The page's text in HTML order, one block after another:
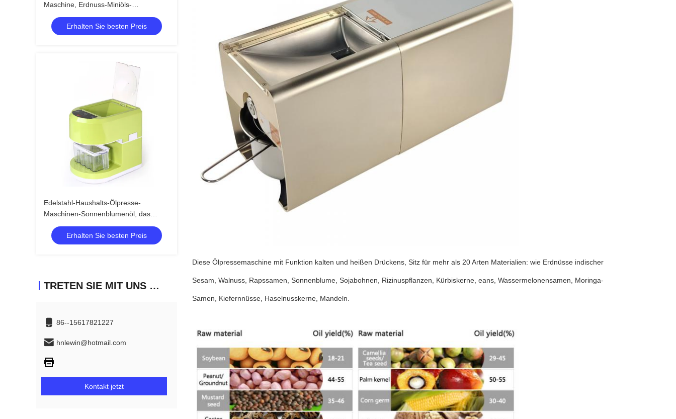
Maschine, Erdnuss-Miniöls-
extraktionmaschine automatisch an
Erhalten Sie besten Preis
Edelstahl-Haushalts-Ölpresse-
Maschinen-Sonnenblumenöl, das
Maschine herstellt
Erhalten Sie besten Preis
TRETEN SIE MIT UNS IN VERBINDUNG
86--15617821227
hnlewin@hotmail.com
Kontakt jetzt
Diese Ölpressemaschine mit Funktion kalten und heißen Drückens, Sitz für mehr als 20 Arten Materialien: wie Erdnüsse indischer
Sesam, Walnuss, Rapssamen, Sonnenblume, Sojabohnen, Rizinuspflanzen, Kürbiskerne, eans, Wassermelonensamen, Moringa-
Samen, Kiefernnüsse, Haselnusskerne, Mandeln.